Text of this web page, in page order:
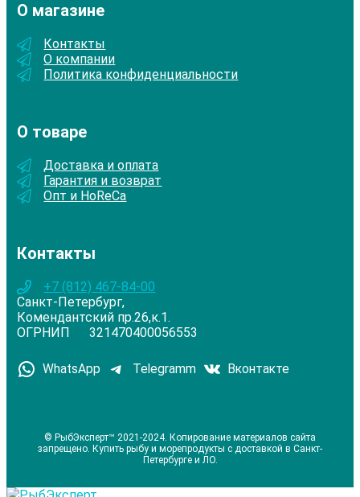
О магазине
Контакты
О компании
Политика конфиденциальности
О товаре
Доставка и оплата
Гарантия и возврат
Опт и HoReCa
Контакты
+7 (812) 467-84-00
Санкт-Петербург,
Комендантский пр.26,к.1.
ОГРНИП 321470400056553
WhatsApp Telegramm Вконтакте
© РыбЭксперт™ 2021-2024. Копирование материалов сайта
запрещено. Купить рыбу и морепродукты с доставкой в Санкт-
Петербурге и ЛО.